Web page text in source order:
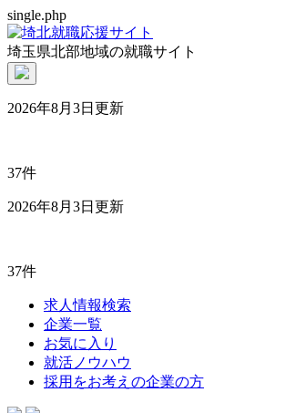
single.php
埼玉県北部地域の就職サイト
2026年8月3日更新
37件
2026年8月3日更新
37件
求人情報検索
企業一覧
お気に入り
就活ノウハウ
採用をお考えの企業の方